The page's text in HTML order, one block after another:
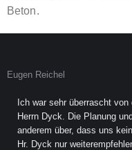
Beton.
Eugen Reichel
Ich war sehr überrascht
Herrn Dyck. Die Planung
anderem über, dass uns
Hr. Dyck nur